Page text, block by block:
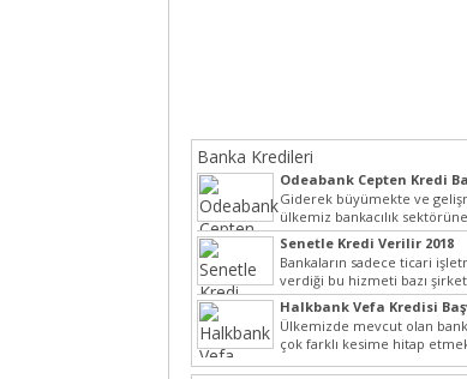
Banka Kredileri
Odeabank Cepten Kredi
KREDIM 8444
Giderek büyümekte ve
ülkemiz bankacılık
hızlı bir giriş yapmış olan...
Senetle Kredi Verilir 2018
Bankaların sadece ticari
verdiği bu hizmeti bazı
olarak da vermektedir.
Halkbank Vefa Kredisi
Ülkemizde mevcut olan
çok farklı kesime hitap
beraber bu noktada son...